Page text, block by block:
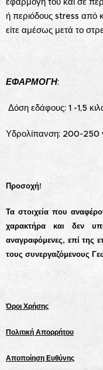
ή περιόδους stress από
είτε αμέσως μετά το
ΕΦΑΡΜΟΓΗ:
Δόση εδάφους: 1 -1,5
Υδρολίπανση: 200-250
Προσοχή!
Τα στοιχεία που
χαρακτήρα και δεν
αναγραφόμενες, επί της
τους συνεργαζόμενους
Όροι Χρήσης
Πολιτική Απορρήτου
Αποποίηση Ευθύνης